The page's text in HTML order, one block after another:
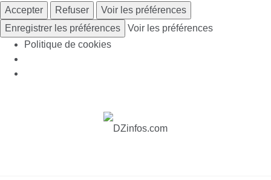
Accepter
Refuser
Voir les préférences
Enregistrer les préférences
Voir les préférences
Politique de cookies